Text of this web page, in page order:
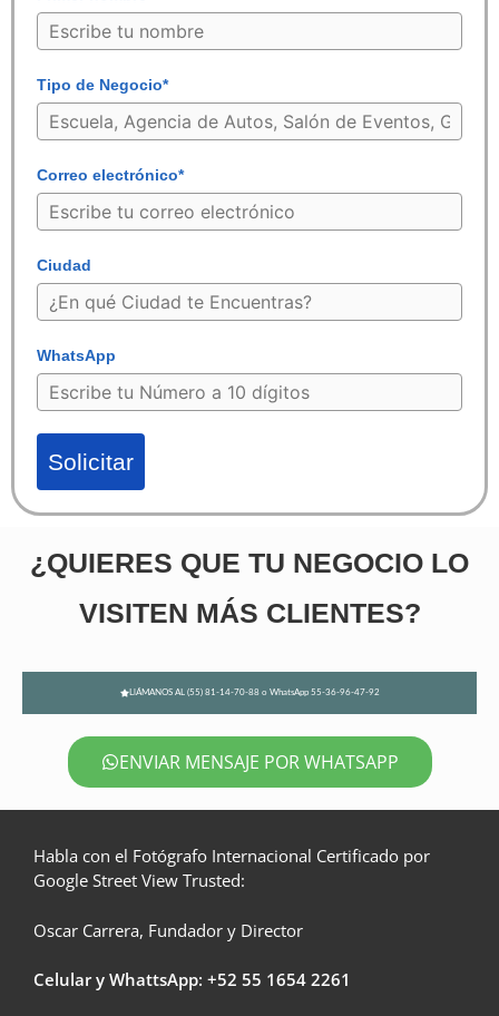
Tipo de Negocio*
Correo electrónico*
Ciudad
WhatsApp
Solicitar
¿QUIERES QUE TU NEGOCIO LO
VISITEN MÁS CLIENTES?
LlÁMANOS AL (55) 81-14-70-88 o WhatsApp 55-36-96-47-92
ENVIAR MENSAJE POR WHATSAPP
Habla con el Fotógrafo Internacional Certificado por
Google Street View Trusted:
Oscar Carrera, Fundador y Director
Celular y WhattsApp: +52 55 1654 2261